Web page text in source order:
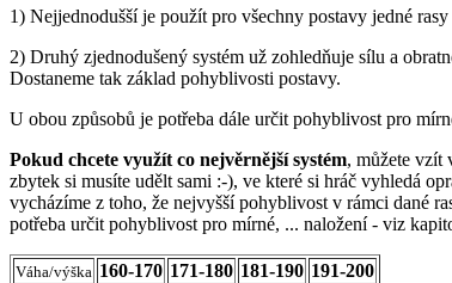
1) Nejjednodušší je použít pro všechny postavy jedné
2) Druhý zjednodušený systém už zohledňuje sílu a
Dostaneme tak základ pohyblivosti postavy.
U obou způsobů je potřeba dále určit pohyblivost pro
Pokud chcete využít co nejvěrnější systém, můžete vzít
zbytek si musíte udělt sami :-), ve které si hráč vyhledá
vycházíme z toho, že nejvyšší pohyblivost v rámci dané
potřeba určit pohyblivost pro mírné, ... naložení - viz
Váha/výška 160-170 171-180 181-190 191-200